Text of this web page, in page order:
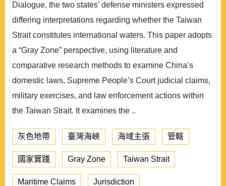
Dialogue, the two states’ defense ministers expressed
differing interpretations regarding whether the Taiwan
Strait constitutes international waters. This paper adopts
a “Gray Zone” perspective, using literature and
comparative research methods to examine China’s
domestic laws, Supreme People’s Court judicial claims,
military exercises, and law enforcement actions within
the Taiwan Strait. It examines the ..
灰色地帶 臺灣海峽 海域主張 管轄
國家實踐 Gray Zone Taiwan Strait
Maritime Claims Jurisdiction